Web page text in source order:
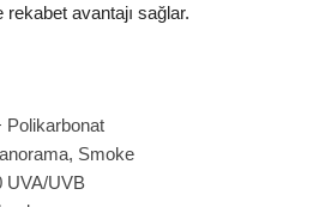
avantajı sağlar.
Polikarbonat
Smoke
UVA/UVB